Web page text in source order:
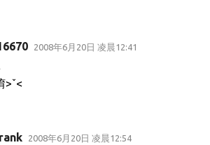
2008年6月20日 凌晨12:41
>ˇ<
2008年6月20日 凌晨12:54